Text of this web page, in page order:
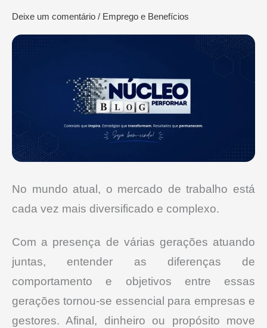
Deixe um comentário / Emprego e Benefícios
No mundo atual, o mercado de trabalho está
cada vez mais diversificado e complexo.
Com a presença de várias gerações atuando
juntas, entender as diferenças de
comportamento e objetivos entre essas
gerações tornou-se essencial para empresas e
gestores. Afinal, dinheiro ou propósito move